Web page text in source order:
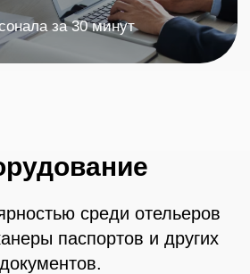
среди отельеров
паспортов и других
документов.